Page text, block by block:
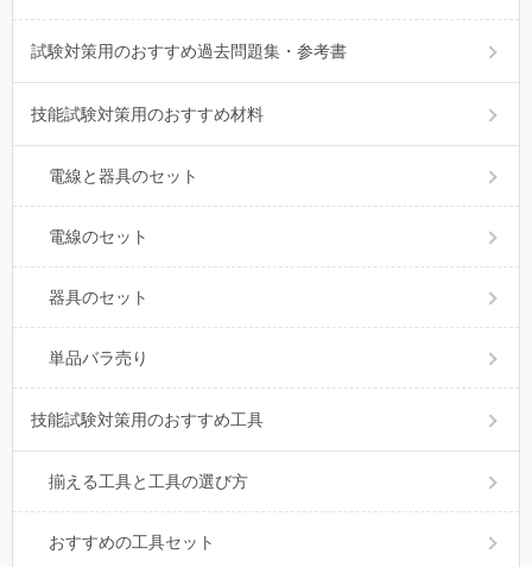
試験対策用のおすすめ過去問題集・参考書
技能試験対策用のおすすめ材料
電線と器具のセット
電線のセット
器具のセット
単品バラ売り
技能試験対策用のおすすめ工具
揃える工具と工具の選び方
おすすめの工具セット